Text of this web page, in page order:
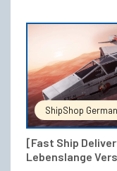
€274,00
ShipShop
[Fast Ship
Lebenslange